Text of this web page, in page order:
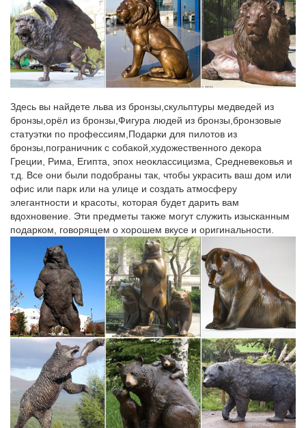
благодатный период для всех знаков, без исключения.
Фарфоровые статуэтки собак – Магазин редкостей Старивина
Собака – символ ответственности и дружелюбия! Считается,
что собака привнесет в этот год уравновешенность,
внутренний покой и порядок. Старинная фарфоровая
Новому Году для ваших родных, близких и коллег.
Статуэтки – символ года 2018 СОБАКА купить в Москва
КУПИТЬ. Код товара: 100-469. *Статуэтка фарфоровая
СОБАКА серия Цветок.*Фигурка декоративная Собака 7 см, 6
видов.
Статуэтки в интерьере: правила выбора и размещения
В интерьере модерн хорошо будут смотреться модные
сегодня статуэтки в виде велосипеда, авто, влюбленных, что
выполнены из темнойУ каждого народа есть свои символы-
обереги, но можно выделить несколько статуэток, которые во
всем мире имеют одно значение.
Купить фарфоровую статуэтку собаки – цена | Стиль-Ампир
Статуэтка собаки – символ гармонии!А милый сувенир в виде
статуэтки собаки пробудит в детском уме интерес к
домашнимВ интернет-магазине нашей компании вы найдете
широкий ассортимент фарфоровых статуэток собак разного
дизайна ипо различным ценам.
Фигурки животных в интерьере – декор или талисман?
Здесь вы найдете льва из бронзы,скульптуры медведей из
бронзы,орёл из бронзы,Фигура людей из бронзы,бронзовые
статуэтки по профессиям,Подарки для пилотов из
бронзы,пограничник с собакой,художественного декора
Греции, Рима, Египта, эпох неоклассицизма, Средневековья и
т.д. Все они были подобраны так, чтобы украсить ваш дом или
офис или парк или на улице и создать атмосферу
элегантности и красоты, которая будет дарить вам
вдохновение. Эти предметы также могут служить изысканным
подарком, говорящем о хорошем вкусе и оригинальности.